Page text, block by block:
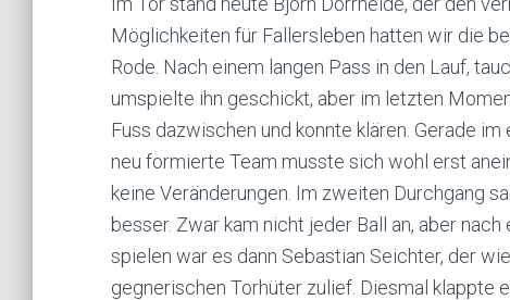
Möglichkeiten für Fallersleben hatten wir die
Rode. Nach einem langen Pass in den Lauf,
umspielte ihn geschickt, aber im letzten
Fuss dazwischen und konnte klären. Gerade
neu formierte Team musste sich wohl erst
keine Veränderungen. Im zweiten Durchgang
besser. Zwar kam nicht jeder Ball an, aber
spielen war es dann Sebastian Seichter, der
gegnerischen Torhüter zulief. Diesmal klappte